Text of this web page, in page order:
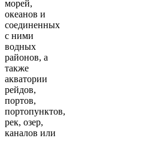
морей,
океанов и
соединенных
с ними
водных
районов, а
также
акватории
рейдов,
портов,
портопунктов,
рек, озер,
каналов или